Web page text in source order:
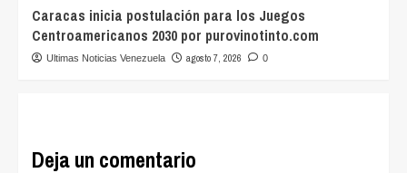
Caracas inicia postulación para los Juegos
Centroamericanos 2030 por purovinotinto.com
Ultimas Noticias Venezuela agosto 7, 2026 0
Deja un comentario